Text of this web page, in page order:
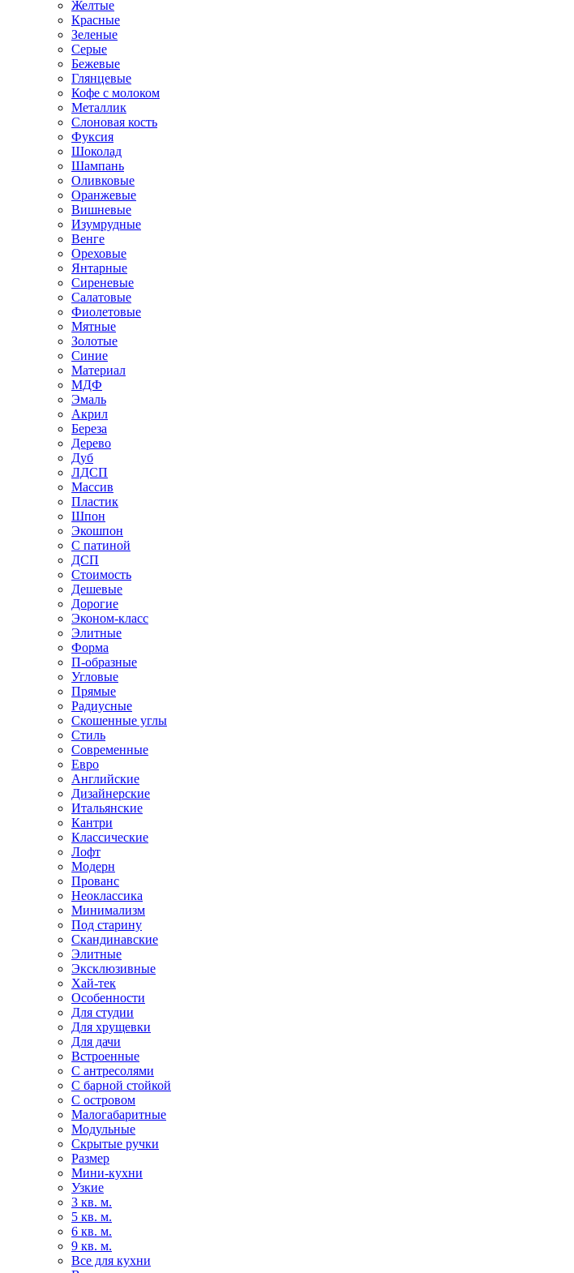
Желтые
Красные
Зеленые
Серые
Бежевые
Глянцевые
Кофе с молоком
Металлик
Слоновая кость
Фуксия
Шоколад
Шампань
Оливковые
Оранжевые
Вишневые
Изумрудные
Венге
Ореховые
Янтарные
Сиреневые
Салатовые
Фиолетовые
Мятные
Золотые
Синие
Материал
МДФ
Эмаль
Акрил
Береза
Дерево
Дуб
ЛДСП
Массив
Пластик
Шпон
Экошпон
С патиной
ДСП
Стоимость
Дешевые
Дорогие
Эконом-класс
Элитные
Форма
П-образные
Угловые
Прямые
Радиусные
Скошенные углы
Стиль
Современные
Евро
Английские
Дизайнерские
Итальянские
Кантри
Классические
Лофт
Модерн
Прованс
Неоклассика
Минимализм
Под старину
Скандинавские
Элитные
Эксклюзивные
Хай-тек
Особенности
Для студии
Для хрущевки
Для дачи
Встроенные
С антресолями
С барной стойкой
С островом
Малогабаритные
Модульные
Скрытые ручки
Размер
Мини-кухни
Узкие
3 кв. м.
5 кв. м.
6 кв. м.
9 кв. м.
Все для кухни